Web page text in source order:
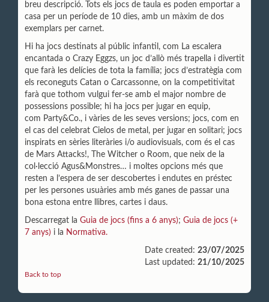
breu descripció. Tots els jocs de taula es poden emportar a
casa per un període de 10 dies, amb un màxim de dos
exemplars per carnet.
Hi ha jocs destinats al públic infantil, com La escalera
encantada o Crazy Eggzs, un joc d’allò més trapella i divertit
que farà les delícies de tota la família; jocs d’estratègia com
els reconeguts Catan o Carcassonne, on la competitivitat
farà que tothom vulgui fer-se amb el major nombre de
possessions possible; hi ha jocs per jugar en equip,
com Party&Co., i vàries de les seves versions; jocs, com en
el cas del celebrat Cielos de metal, per jugar en solitari; jocs
inspirats en sèries literàries i/o audiovisuals, com és el cas
de Mars Attacks!, The Witcher o Room, que neix de la
col·lecció Agus&Monstres… i moltes opcions més que
resten a l’espera de ser descobertes i endutes en préstec
per les persones usuàries amb més ganes de passar una
bona estona entre llibres, cartes i daus.
Descarregat la Guia de jocs (fins a 6 anys); Guia de jocs (+
7 anys) i la Normativa.
Date created: 23/07/2025
Last updated: 21/10/2025
Back to top